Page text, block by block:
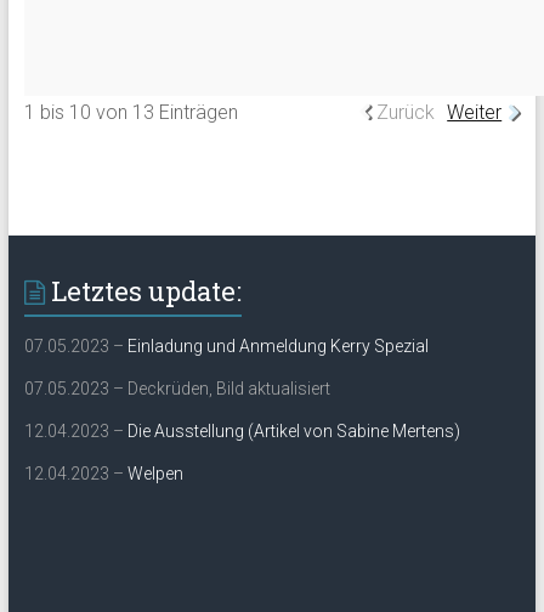
1 bis 10 von 13 Einträgen Zurück Weiter
Letztes update:
07.05.2023 – Einladung und Anmeldung Kerry Spezial
07.05.2023 – Deckrüden, Bild aktualisiert
12.04.2023 – Die Ausstellung (Artikel von Sabine Mertens)
12.04.2023 – Welpen